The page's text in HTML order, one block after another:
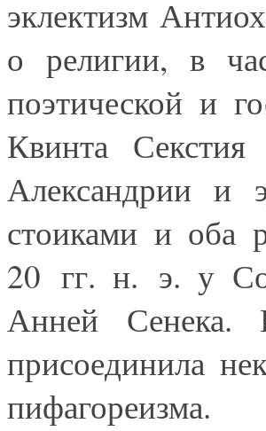
эклектизм
о религии, в
поэтической и
Квинта
Александрии и
стоиками и оба
20 гг. н. э. у
Анней Сенека.
присоединила
пифагореизма.